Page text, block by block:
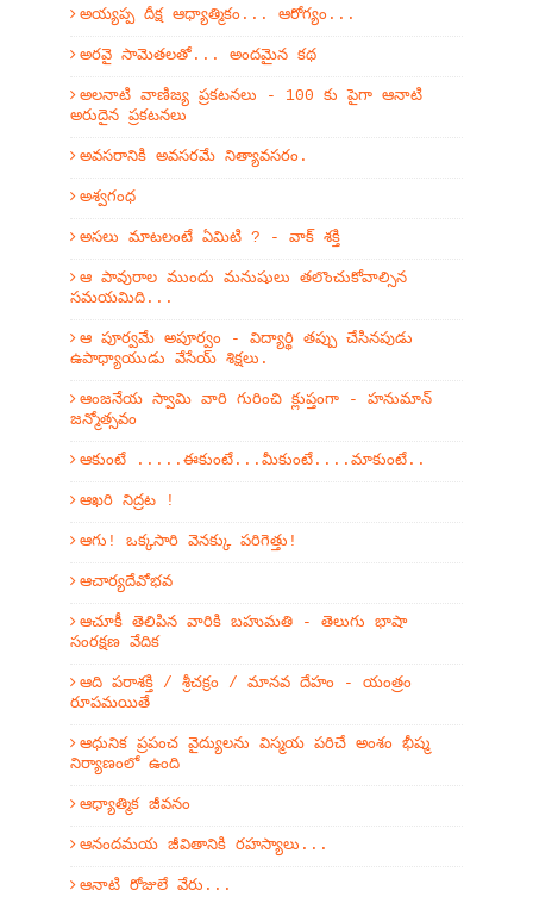
అయ్యప్ప దీక్ష ఆధ్యాత్మికం... ఆరోగ్యం...
అరవై సామెతలతో... అందమైన కథ
అలనాటి వాణిజ్య ప్రకటనలు - 100 కు పైగా ఆనాటి
అరుదైన ప్రకటనలు
అవసరానికి అవసరమే నిత్యావసరం.
అశ్వగంధ
అసలు మాటలంటే ఏమిటి ? - వాక్ శక్తి
ఆ పావురాల ముందు మనుషులు తలొంచుకోవాల్సిన
సమయమిది...
ఆ పూర్వమే అపూర్వం - విద్యార్థి తప్పు చేసినపుడు
ఉపాధ్యాయుడు వేసేయ్ శిక్షలు.
ఆంజనేయ స్వామి వారి గురించి క్లుప్తంగా - హనుమాన్
జన్మోత్సవం
ఆకుంటే .....ఈకుంటే...మీకుంటే....మాకుంటే..
ఆఖరి నిద్రట !
ఆగు! ఒక్కసారి వెనక్కు పరిగెత్తు!
ఆచార్యదేవోభవ
ఆచూకీ తెలిపిన వారికి బహుమతి - తెలుగు భాషా
సంరక్షణ వేదిక
ఆది పరాశక్తి / శ్రీచక్రం / మానవ దేహం - యంత్రం
రూపమయితే
ఆధునిక ప్రపంచ వైద్యులను విస్మయ పరిచే అంశం భీష్మ
నిర్యాణంలో ఉంది
ఆధ్యాత్మిక జీవనం
ఆనందమయ జీవితానికి రహస్యాలు...
ఆనాటి రోజులే వేరు...